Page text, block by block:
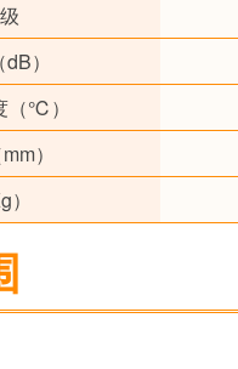
）
（℃）
）